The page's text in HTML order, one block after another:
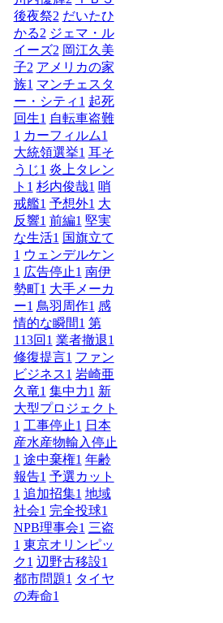
後夜祭2 だいたひ
かる2 ジェマ・ル
イーズ2 岡江久美
子2 アメリカの家
族1 マンチェスタ
ー・シティ 1 起死
回生1 自転車盗難
1 カーフィルム1
大統領選挙1 耳そ
うじ1 炎上タレン
ト 1 杉内俊哉1 哨
戒艦1 予想外1 大
反響1 前編1 堅実
な生活1 国旗立て
1 ウェンデルケン
1 広告停止1 南伊
勢町1 大手メーカ
ー1 鳥羽周作1 感
情的な瞬間1 第
113回 1 業者撤退1
修復提言1 ファン
ビジネス1 岩崎亜
久竜1 集中力1 新
大型プロジェクト
1 工事停止1 日本
産水産物輸入停止
1 途中棄権1 年齢
報告1 予選カット
1 追加招集1 地域
社会1 完全投球1
NPB理事会1 三盗
1 東京オリンピッ
ク1 辺野古移設1
都市問題1 タイヤ
の寿命1